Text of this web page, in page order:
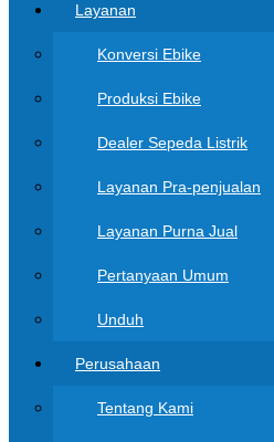
Layanan
Konversi Ebike
Produksi Ebike
Dealer Sepeda Listrik
Layanan Pra-penjualan
Layanan Purna Jual
Pertanyaan Umum
Unduh
Perusahaan
Tentang Kami